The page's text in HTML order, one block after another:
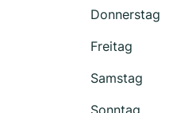
Donnerstag
Freitag
Samstag
Sonntag